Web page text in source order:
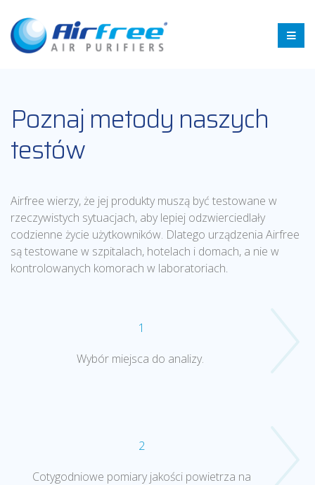
Poznaj metody naszych
testów
Airfree wierzy, że jej produkty muszą być testowane w
rzeczywistych sytuacjach, aby lepiej odzwierciedlały
codzienne życie użytkowników. Dlatego urządzenia Airfree
są testowane w szpitalach, hotelach i domach, a nie w
kontrolowanych komorach w laboratoriach.
1
Wybór miejsca do analizy.
2
Cotygodniowe pomiary jakości powietrza na